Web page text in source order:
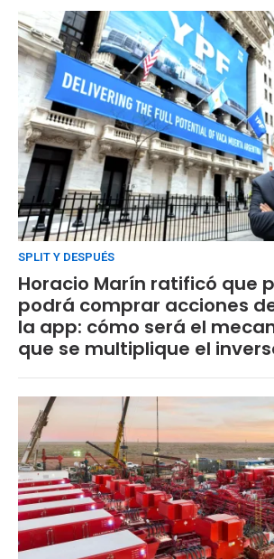
SPLIT Y DESPUÉS
Horacio Marín ratificó que
podrá comprar acciones
la app: cómo será el
que se multiplique el